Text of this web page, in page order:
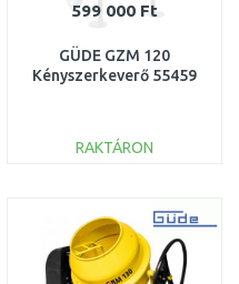
599 000 Ft
GÜDE GZM 120
Kényszerkeverő 55459
RAKTÁRON
Összehasonlítás